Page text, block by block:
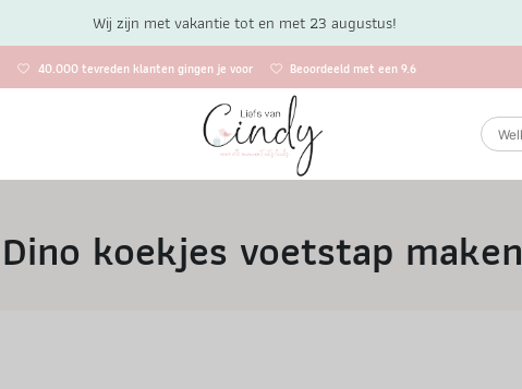
40.000 tevreden klanten gingen je voor Beoordeeld met een 9.6
Dino koekjes voetstap maken
Wij zijn met vakantie tot en met 23 augustus!